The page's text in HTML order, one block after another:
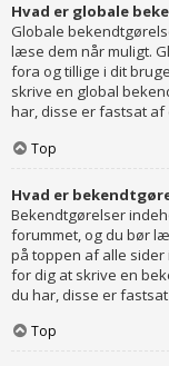
Hvad er globale
Globale
læse dem når muligt.
fora og tillige i dit
skrive en global
har, disse er fastsat af
Top
Hvad er
Bekendtgørelser
forummet, og du bør
på toppen af alle sider
for dig at skrive en
du har, disse er
Top